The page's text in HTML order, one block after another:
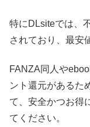
特にDLsiteでは、
されており、最安
FANZA同人や
ント還元があるた
て、安全かつお得
てください。